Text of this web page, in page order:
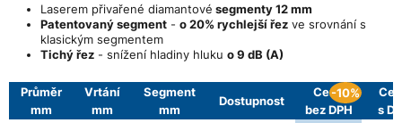
Laserem přivařené diamantové segmenty 12 mm
Patentovaný segment - o 20% rychlejší řez ve srovnání s
klasickým segmentem
Tichý řez - snížení hladiny hluku o 9 dB (A)
Průměr
mm
Vrtání
mm
Segment
mm
Dostupnost
Cena
bez DPH
-10%
s